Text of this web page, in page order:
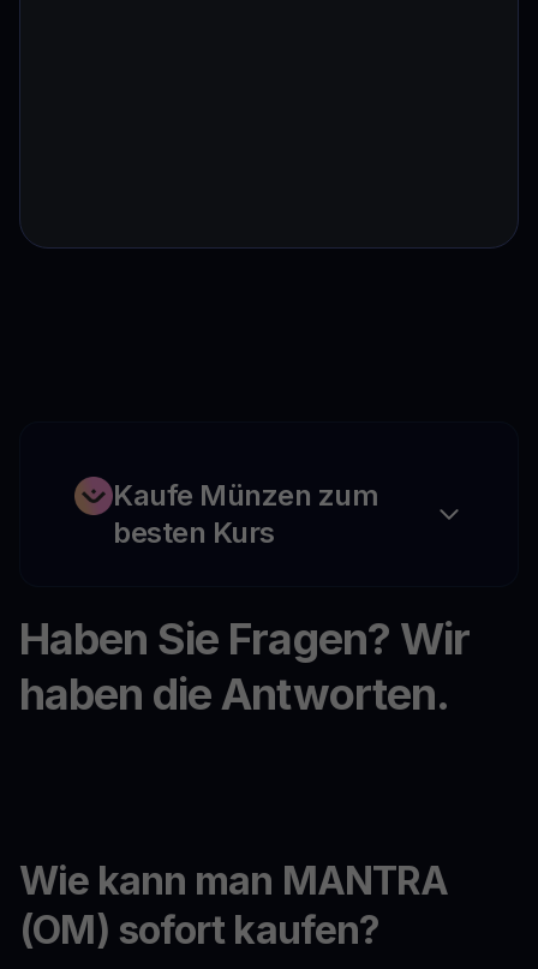
Kaufe Münzen zum
besten Kurs
Haben Sie Fragen? Wir
haben die Antworten.
Wie kann man MANTRA
(OM) sofort kaufen?